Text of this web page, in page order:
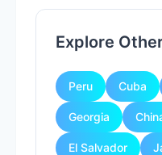
Explore
Peru Cuba
Georgia
El Salvador